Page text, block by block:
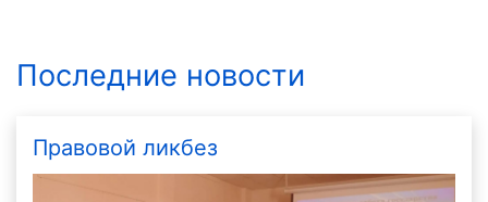
Последние новости
Правовой ликбез